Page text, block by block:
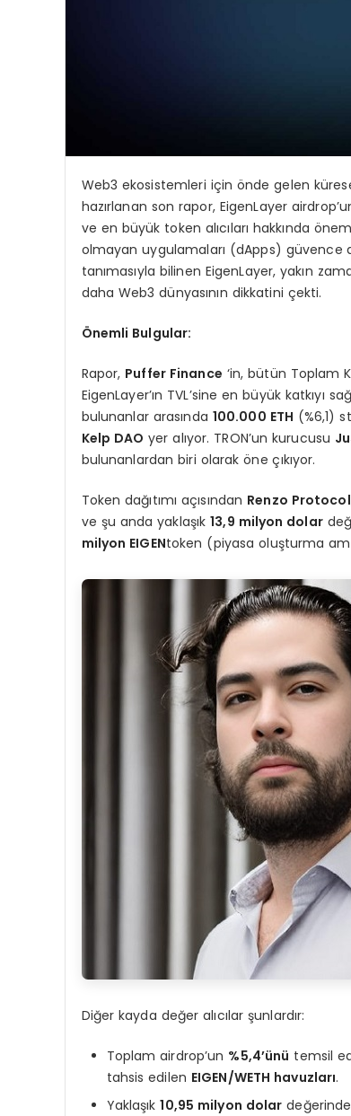
Web3 ekosistemleri için önde gelen
hazırlanan son rapor, EigenLayer
ve en büyük token alıcıları hakkında
olmayan uygulamaları (dApps) güvence
tanımasıyla bilinen EigenLayer, yakın
daha Web3 dünyasının dikkatini çekti.
Önemli Bulgular:
Rapor, Puffer Finance ‘in, bütün Toplam
EigenLayer’ın TVL’sine en büyük
bulunanlar arasında 100.000 ETH (%6,1)
Kelp DAO yer alıyor. TRON’un kurucusu
bulunanlardan biri olarak öne çıkıyor.
Token dağıtımı açısından Renzo Protocol
ve şu anda yaklaşık13,9 milyon dolar
milyon EIGENtoken (piyasa oluşturma
Diğer kayda değer alıcılar şunlardır:
Toplam airdrop’un %5,4’ünü temsil
tahsis edilen EIGEN/WETH havuzları.
Yaklaşık10,95 milyon dolar değerinde